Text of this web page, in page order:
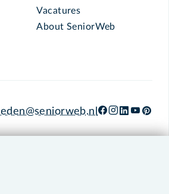
Vacatures
About SeniorWeb
leden@seniorweb.nl